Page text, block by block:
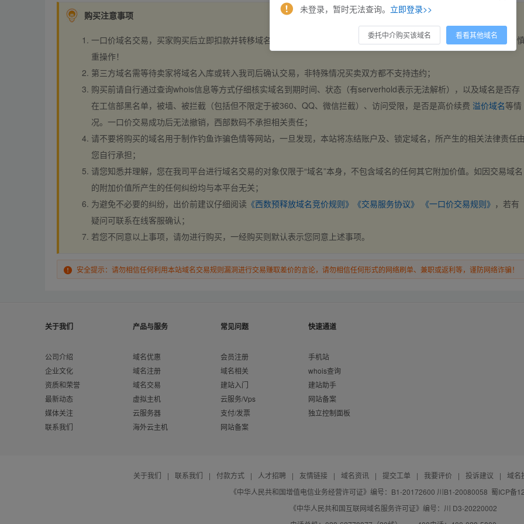
购买注意事项
一口价域名交易，买家购买后立即扣款并转移域名，交易自动完成。买卖双方都不支持违约，一旦出价不支持撤销，请
重操作！
第三方域名需等待卖家将域名入库或转入我司后确认交易，非特殊情况买卖双方都不支持违约；
购买前请自行通过查询whois信息等方式仔细核实域名到期时间、状态（有serverhold表示无法解析），以及域名是否存
在工信部黑名单，被墙、被拦截（包括但不限定于被360、QQ、微信拦截）、访问受限，是否是高价续费 溢价域名等情
况。一口价交易成功后无法撤销，西部数码不承担相关责任；
请不要将购买的域名用于制作钓鱼诈骗色情等网站，一旦发现，本站将冻结账户及、锁定域名，所产生的相关法律责任
您自行承担；
请您知悉并理解，您在我司平台进行域名交易的对象仅限于“域名”本身，不包含域名的任何其它附加价值。如因交易域名
的附加价值所产生的任何纠纷均与本平台无关；
为避免不必要的纠纷，出价前建议仔细阅读 《西数预释放域名竞价规则》 《交易服务协议》 《一口价交易规则》 ，若有
疑问可联系在线客服确认；
若您不同意以上事项，请勿进行购买，一经购买则默认表示您同意上述事项。
安全提示：请勿相信任何利用本站域名交易规则漏洞进行交易赚取差价的言论，请勿相信任何形式的网络刷单、兼职或返利等，谨防网络诈骗！
关于我们
公司介绍
企业文化
资质和荣誉
最新动态
媒体关注
联系我们
产品与服务
域名优惠
域名注册
域名交易
虚拟主机
云服务器
海外云主机
常见问题
会员注册
域名相关
建站入门
云服务/Vps
支付/发票
网站备案
快速通道
手机站
whois查询
建站助手
网站备案
独立控制面板
关于我们 | 联系我们 | 付款方式 | 人才招聘 | 友情链接 | 域名资讯 | 提交工单 | 我要评价 | 投诉建议 |
域名
《中华人民共和国增值电信业务经营许可证》编号：B1-20172600 川B1-20080058 蜀ICP备
《中华人民共和国互联网域名服务许可证》编号：川 D3-20220002
未登录，暂时无法查询。 立即登录>>
委托中介购买该域名 看看其他域名